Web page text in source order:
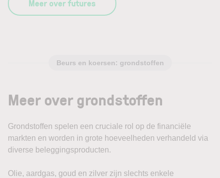
Meer over futures
Beurs en koersen: grondstoffen
Meer over grondstoffen
Grondstoffen spelen een cruciale rol op de financiële
markten en worden in grote hoeveelheden verhandeld via
diverse beleggingsproducten.
Olie, aardgas, goud en zilver zijn slechts enkele